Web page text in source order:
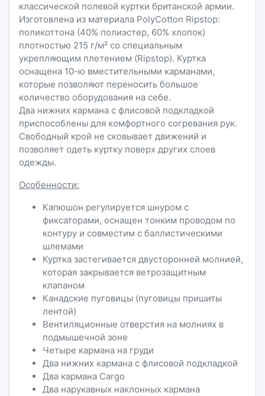
классической полевой куртки британской армии.
Изготовлена ​​из материала PolyCotton Ripstop:
поликоттона (40% полиэстер, 60% хлопок)
плотностью 215 г/м² со специальным
укрепляющим плетением (Ripstop). Куртка
оснащена 10-ю вместительными карманами,
которые позволяют переносить большое
количество оборудования на себе.
Два нижних кармана с флисовой подкладкой
приспособлены для комфортного согревания рук.
Свободный крой не сковывает движений и
позволяет одеть куртку поверх других слоев
одежды.
Особенности:
Капюшон регулируется шнуром с
фиксаторами, оснащен тонким проводом по
контуру и совместим с баллистическими
шлемами
Куртка застегивается двусторонней молнией,
которая закрывается ветрозащитным
клапаном
Канадские пуговицы (пуговицы пришиты
лентой)
Вентиляционные отверстия на молниях в
подмышечной зоне
Четыре кармана на груди
Два нижних кармана с флисовой подкладкой
Два кармана Cargo
Два нарукавных наклонных кармана